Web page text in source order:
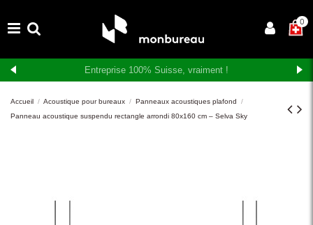
×0
Livraison et montage gratuits en Suisse romande
Accueil Acoustique pour bureaux
Panneaux acoustiques plafond
Panneau acoustique suspendu rectangle arrondi 80x160 cm – Selva Sky